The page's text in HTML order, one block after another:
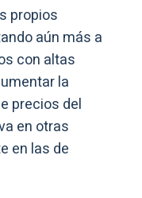
propios
aún más a
con altas
la
precios del
en otras
en las de